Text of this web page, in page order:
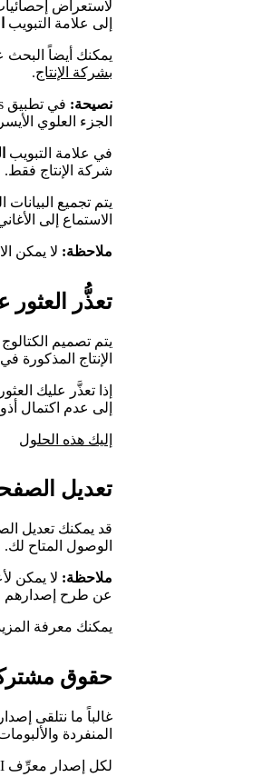
لاستعراض
إلى علامة التبويب
يمكنك أيضاً البحث
بشركة الإنتاج.
نصيحة:
الجزء العلوي
في علامة التبويب
شركة الإنتاج فقط.
يتم تجميع
الاستماع إلى
ملاحظة: لا يمكن
تعذُّر العثور
الإنتاج المذكورة
إذا تعذَّر عليك
إلى عدم اكتمال
إليك هذه الحلول
تعديل
قد يمكنك تعديل
الوصول المتاح لك.
ملاحظة: لا يمكن
عن طرح إصدارهم
يمكنك معرفة
حقوق
غالباً ما نتلقى
المنفردة
لكل إصدار معرِّف URI فريد بتنسيق